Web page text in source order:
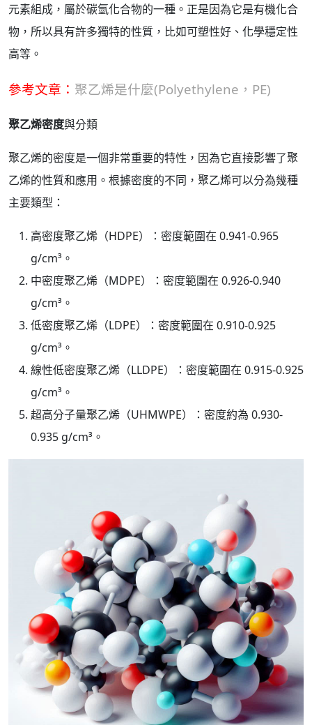
元素組成，屬於碳氫化合物的一種。正是因為它是有機化合
物，所以具有許多獨特的性質，比如可塑性好、化學穩定性
高等。
參考文章： 聚乙烯是什麼(Polyethylene，PE)
聚乙烯密度與分類
聚乙烯的密度是一個非常重要的特性，因為它直接影響了聚
乙烯的性質和應用。根據密度的不同，聚乙烯可以分為幾種
主要類型：
高密度聚乙烯（HDPE）：密度範圍在 0.941-0.965
g/cm³。
中密度聚乙烯（MDPE）：密度範圍在 0.926-0.940
g/cm³。
低密度聚乙烯（LDPE）：密度範圍在 0.910-0.925
g/cm³。
線性低密度聚乙烯（LLDPE）：密度範圍在 0.915-0.925
g/cm³。
超高分子量聚乙烯（UHMWPE）：密度約為 0.930-
0.935 g/cm³。